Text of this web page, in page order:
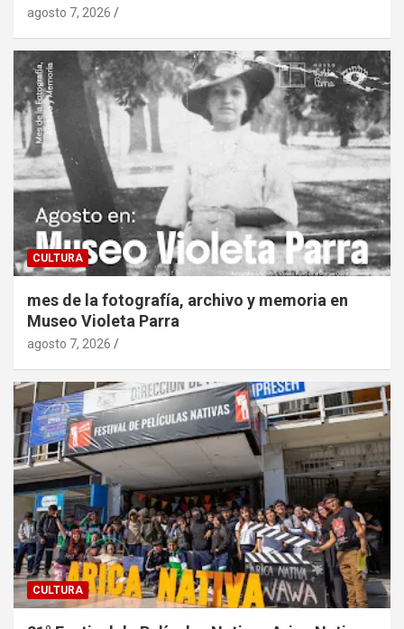
agosto 7, 2026
CULTURA
mes de la fotografía, archivo y memoria en
Museo Violeta Parra
agosto 7, 2026
CULTURA